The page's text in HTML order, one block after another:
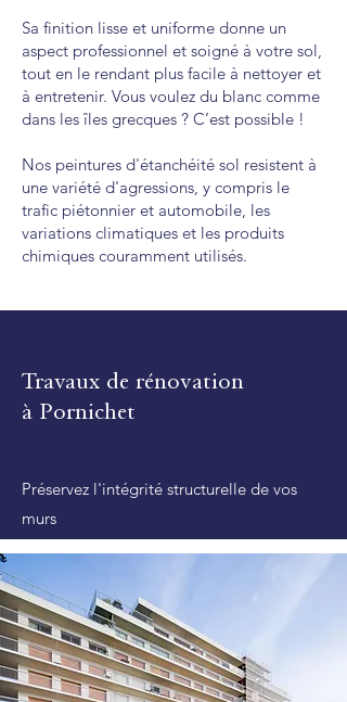
Sa finition lisse et uniforme donne un
aspect professionnel et soigné à votre sol,
tout en le rendant plus facile à nettoyer et
à entretenir. Vous voulez du blanc comme
dans les îles grecques ? C’est possible !
Nos peintures d'étanchéité sol resistent à
une variété d'agressions, y compris le
trafic piétonnier et automobile, les
variations climatiques et les produits
chimiques couramment utilisés.
Travaux de rénovation
à Pornichet
Préservez l'intégrité structurelle de vos
murs